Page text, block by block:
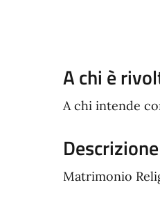
A chi è
A chi intende
Descrizione
Matrimonio